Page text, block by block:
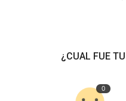
¿CUAL FUE
0